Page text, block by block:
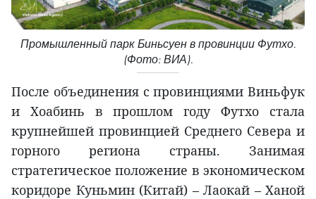
Промышленный парк Биньсуен в провинции Футхо.
(Фото: ВИА).
После объединения с провинциями Виньфук
и Хоабинь в прошлом году Футхо стала
крупнейшей провинцией Среднего Севера и
горного региона страны. Занимая
стратегическое положение в экономическом
коридоре Куньмин (Китай) – Лаокай – Ханой